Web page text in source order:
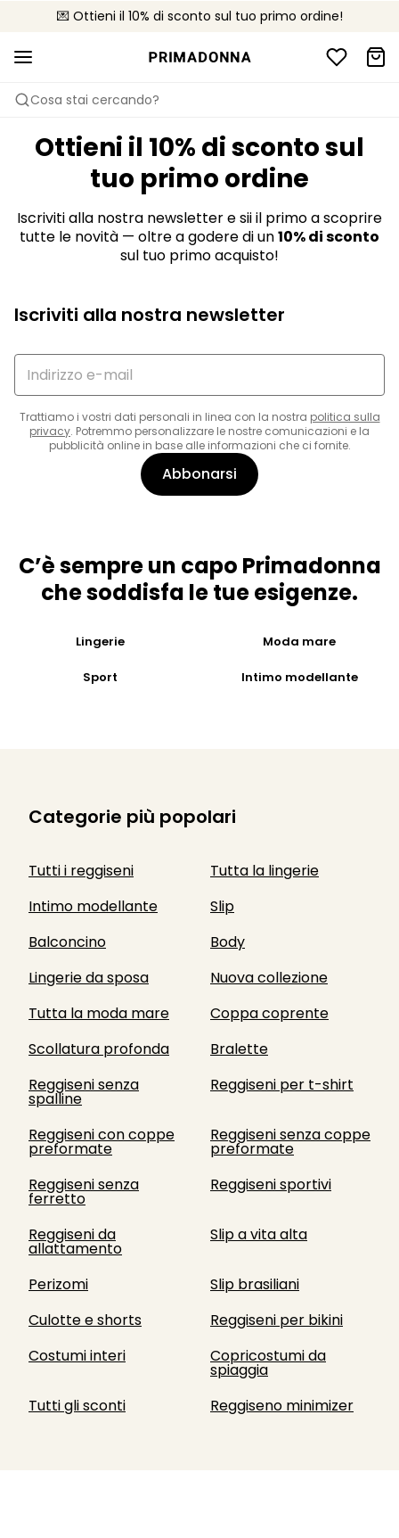
💌 Ottieni il 10% di sconto sul tuo primo ordine!
🚚 Consegna gratuita sopra i €75
📦 Resi gratuiti
Cosa stai cercando?
Ottieni il 10% di sconto sul
tuo primo ordine
Iscriviti alla nostra newsletter e sii il primo a scoprire
tutte le novità — oltre a godere di un10% di sconto
sul tuo primo acquisto!
Iscriviti alla nostra newsletter
Trattiamo i vostri dati personali in linea con la nostra politica sulla
privacy. Potremmo personalizzare le nostre comunicazioni e la
pubblicità online in base alle informazioni che ci fornite.
Abbonarsi
C’è sempre un capo Primadonna
che soddisfa le tue esigenze.
Lingerie Moda mare
Sport Intimo modellante
Categorie più popolari
Tutti i reggiseni
Tutta la lingerie
Intimo modellante
Slip
Balconcino
Body
Lingerie da sposa
Nuova collezione
Tutta la moda mare
Coppa coprente
Scollatura profonda
Bralette
Reggiseni senza
spalline
Reggiseni per t-shirt
Reggiseni con coppe
preformate
Reggiseni senza coppe
preformate
Reggiseni senza
ferretto
Reggiseni sportivi
Reggiseni da
allattamento
Slip a vita alta
Perizomi
Slip brasiliani
Culotte e shorts
Reggiseni per bikini
Costumi interi
Copricostumi da
spiaggia
Tutti gli sconti
Reggiseno minimizer